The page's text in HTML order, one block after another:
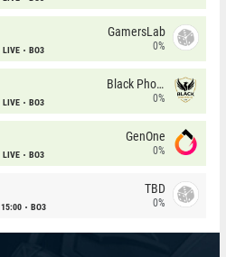
LIVE BO3
GamersLab
0%
LIVE BO3
Black Phoenix
0%
LIVE BO3
GenOne
0%
15:00 BO3
TBD
0%